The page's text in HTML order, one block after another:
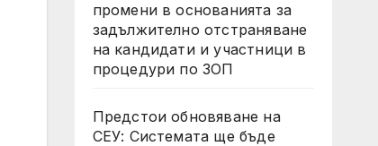
промени в основанията за
задължително отстраняване
на кандидати и участници в
процедури по ЗОП
Предстои обновяване на
СЕУ: Системата ще бъде